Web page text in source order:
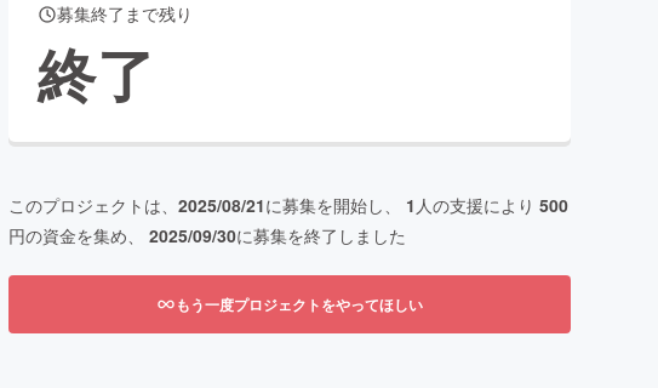
募集終了まで残り
終了
このプロジェクトは、 2025/08/21に募集を開始し、 1 人の支援により 500
円の資金を集め、 2025/09/30に募集を終了しました
もう一度プロジェクトをやってほしい